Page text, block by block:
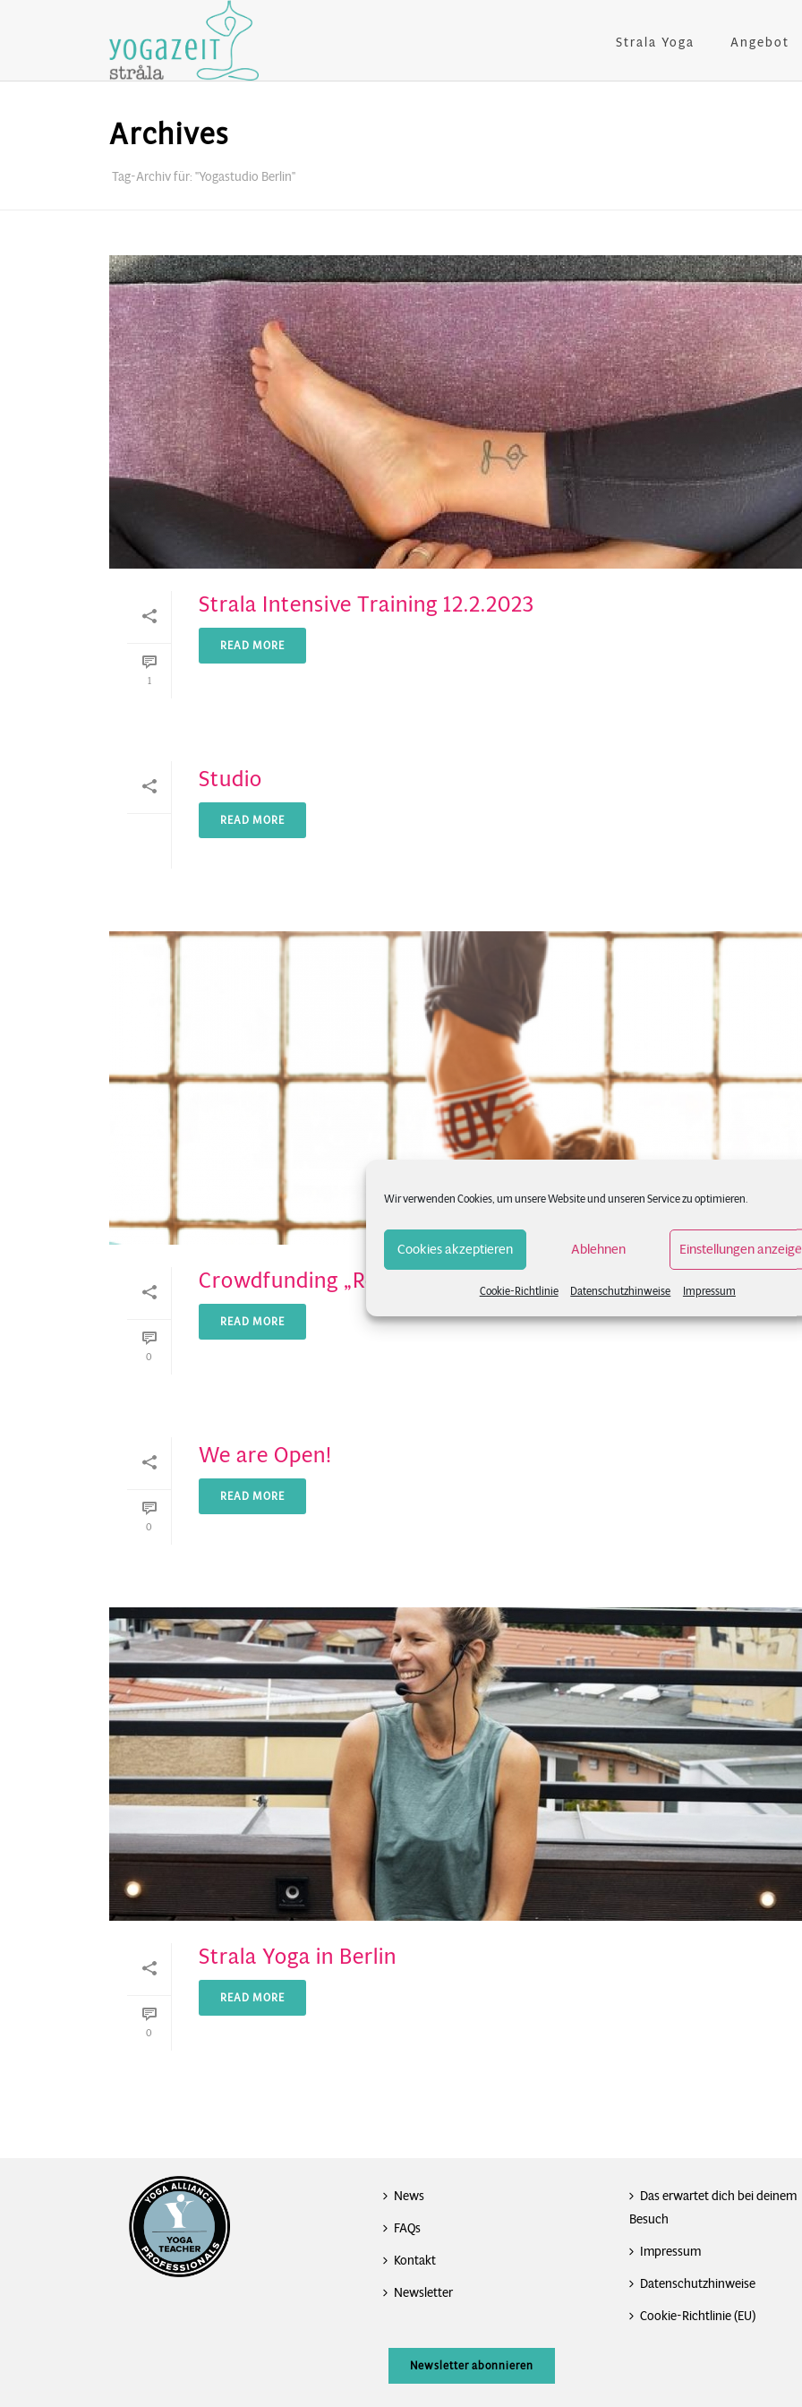
Wir verwenden Cookies, um unsere Website und unseren Service zu optimieren.
Cookies akzeptieren Ablehnen Einstellungen
Cookie-Richtlinie Datenschutzhinweise Impressum
Strala Yoga Angebot
Archives
Tag-Archiv für: "Yogastudio Berlin"
1
Strala Intensive Training 12.2.2023
READ MORE
Studio
READ MORE
0
Crowdfunding „Re-Opening YogaZeit Strala“
READ MORE
0
We are Open!
READ MORE
0
Strala Yoga in Berlin
READ MORE
News
FAQs
Kontakt
Newsletter
Newsletter abonnieren
Das erwartet dich bei deinem
Besuch
Impressum
Datenschutzhinweise
Cookie-Richtlinie (EU)